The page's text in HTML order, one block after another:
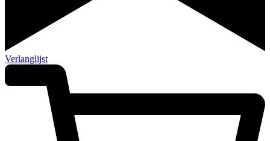
Verlanglijst